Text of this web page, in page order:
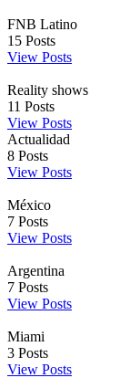
FNB Latino
15 Posts
View Posts
Reality shows
11 Posts
View Posts
Actualidad
8 Posts
View Posts
México
7 Posts
View Posts
Argentina
7 Posts
View Posts
Miami
3 Posts
View Posts